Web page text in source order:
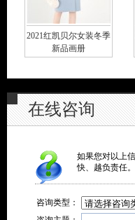
2021红凯贝尔女装冬季
新品画册
在线咨询